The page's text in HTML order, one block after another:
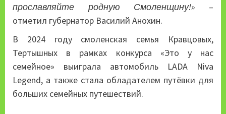
прославляйте родную Смоленщину!» –
отметил губернатор Василий Анохин.
В 2024 году смоленская семья Кравцовых,
Тертышных в рамках конкурса «Это у нас
семейное» выиграла автомобиль LADA Niva
Legend, а также стала обладателем путёвки для
больших семейных путешествий.